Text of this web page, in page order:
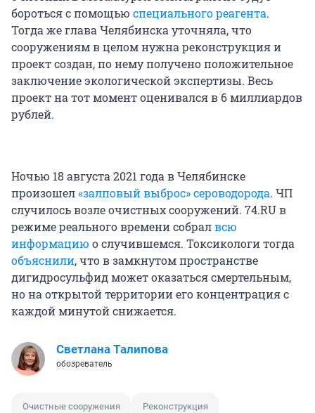
бороться с помощью специального реагента.
Тогда же глава Челябинска уточняла, что
сооружениям в целом нужна реконструкция и
проект создан, по нему получено положительное
заключение экологической экспертизы. Весь
проект на тот момент оценивался в 6 миллиардов
рублей.
Ночью 18 августа 2021 года в Челябинске
произошел«залповый выброс» сероводорода. ЧП
случилось возле очистных сооружений. 74.RU в
режиме реального времени собралвсю
информацию о случившемся. Токсикологи тогда
объяснили, что в замкнутом пространстве
дигидросульфид может оказаться смертельным,
но на открытой территории его концентрация с
каждой минутой снижается.
Светлана Талипова
обозреватель
Очистные сооружения Реконструкция